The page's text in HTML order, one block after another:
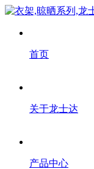
首页
关于龙士达
产品中心